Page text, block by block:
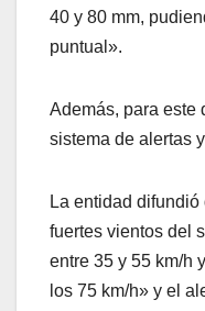
40 y 80 mm,
puntual».
Además, para este
sistema de alertas
La entidad
fuertes vientos del
entre 35 y 55 km/h
los 75 km/h» y el